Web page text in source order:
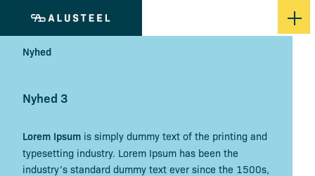
Nyhed
Nyhed 3
Lorem Ipsum is simply dummy text of the printing and
typesetting industry. Lorem Ipsum has been the
industry’s standard dummy text ever since the 1500s,